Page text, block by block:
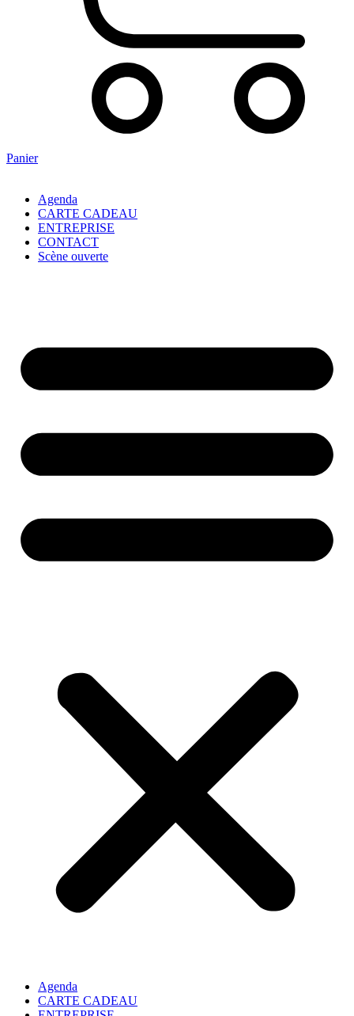
Panier
Agenda
CARTE CADEAU
ENTREPRISE
CONTACT
Scène ouverte
Agenda
CARTE CADEAU